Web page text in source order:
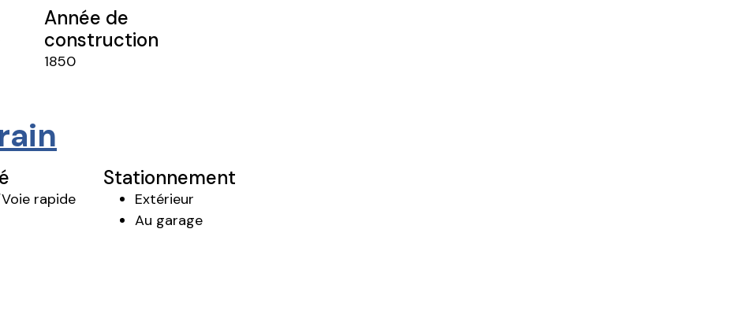
Année de
construction
1850
rapide
Stationnement
Extérieur
Au garage